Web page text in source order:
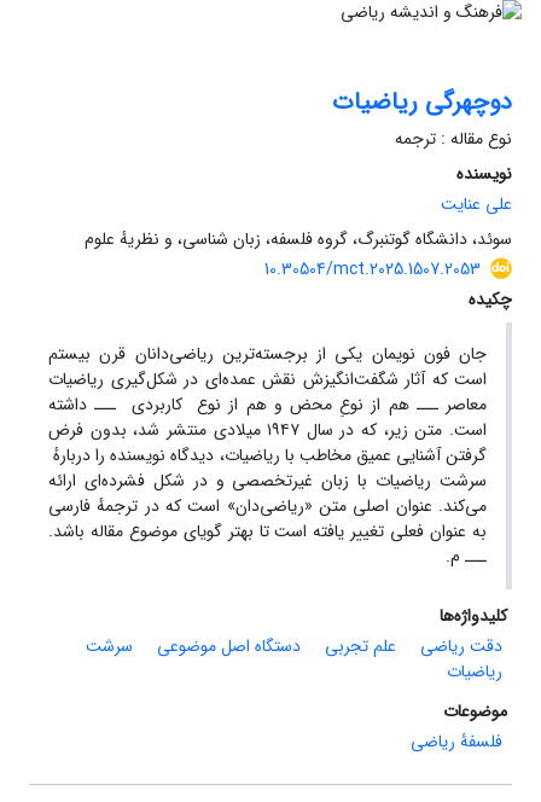
دوچهرگی ریاضیات
نوع مقاله : ترجمه
نویسنده
علی عنایت
سوئد‏‏، دانشگاه گوتنبرگ‏، گروه فلسفه، زبان شناسی، و نظریهٔ علوم
10.30504/mct.2025.1507.2053
چکیده
جان فون نویمان یکی از برجسته‏‌ترین ریاضی‌دانان قرن بیستم
است که آثار شگفت‌انگیزش نقش عمده‌ای در شکل‌گیری ریاضیات
معاصر ـــ هم از نوعِ محض و هم از نوع کاربردی ـــ داشته
است. متن زیر، که در سال ۱۹۴۷ میلادی منتشر شد، بدون فرض
گرفتن آشنایی عمیق مخاطب با ریاضیات‌، دیدگاه نویسنده را دربارهٔ
سرشت ریاضیات با زبان غیر‌تخصصی و در شکل فشرده‌ای ارائه
می‌کند. عنوان اصلی متن «ریاضی‌دان» است که در ترجمهٔ فارسی
به عنوان فعلی تغییر یافته است تا بهتر گویای موضوع مقاله باشد.
ـــ م.
کلیدواژه‌ها
دقت ریاضی
علم تجربی دستگاه اصل موضوعی
سرشت
ریاضیات
موضوعات
فلسفۀ ریاضی